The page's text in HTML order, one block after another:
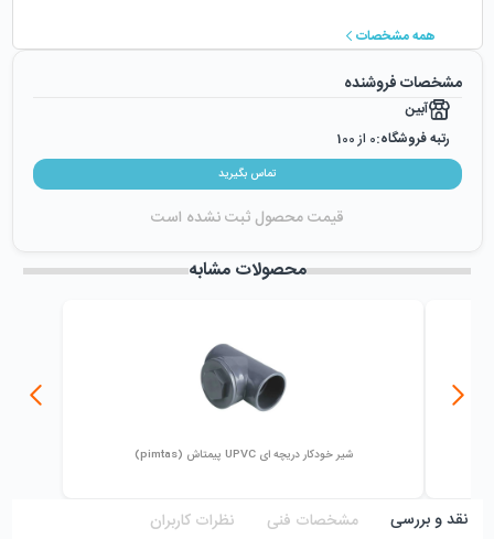
همه مشخصات
مشخصات فروشنده
آبین
رتبه فروشگاه:0 از 100
زمان ایجاد فروشگاه :شنبه ۱۶ اسفند ۱۳۹۹
تماس بگیرید
قیمت محصول ثبت نشده است
محصولات مشابه
شیر خودکار دریچه ای UPVC پیمتاش (pimtas)
نقد و بررسی مشخصات فنی نظرات کاربران